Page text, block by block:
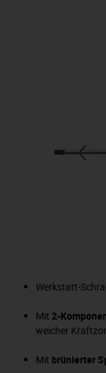
Werkstatt-
Mit 2-
weicher
Mit brünierter